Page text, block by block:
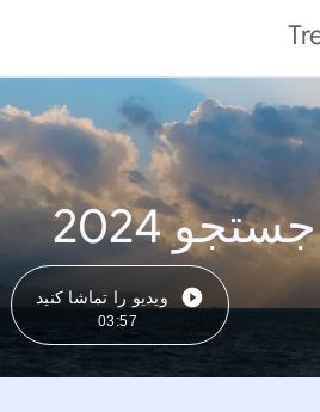
2024
ویدیو را تماشا کنید
03:57